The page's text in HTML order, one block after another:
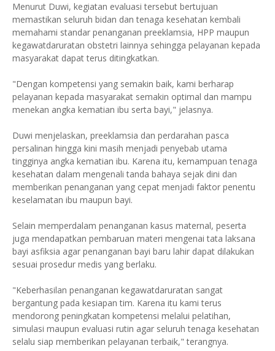
Menurut Duwi, kegiatan evaluasi tersebut bertujuan
memastikan seluruh bidan dan tenaga kesehatan kembali
memahami standar penanganan preeklamsia, HPP maupun
kegawatdaruratan obstetri lainnya sehingga pelayanan kepada
masyarakat dapat terus ditingkatkan.
"Dengan kompetensi yang semakin baik, kami berharap
pelayanan kepada masyarakat semakin optimal dan mampu
menekan angka kematian ibu serta bayi," jelasnya.
Duwi menjelaskan, preeklamsia dan perdarahan pasca
persalinan hingga kini masih menjadi penyebab utama
tingginya angka kematian ibu. Karena itu, kemampuan tenaga
kesehatan dalam mengenali tanda bahaya sejak dini dan
memberikan penanganan yang cepat menjadi faktor penentu
keselamatan ibu maupun bayi.
Selain memperdalam penanganan kasus maternal, peserta
juga mendapatkan pembaruan materi mengenai tata laksana
bayi asfiksia agar penanganan bayi baru lahir dapat dilakukan
sesuai prosedur medis yang berlaku.
"Keberhasilan penanganan kegawatdaruratan sangat
bergantung pada kesiapan tim. Karena itu kami terus
mendorong peningkatan kompetensi melalui pelatihan,
simulasi maupun evaluasi rutin agar seluruh tenaga kesehatan
selalu siap memberikan pelayanan terbaik," terangnya.